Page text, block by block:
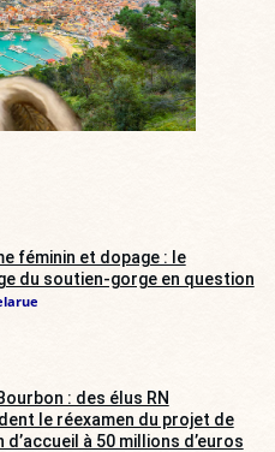
féminin et dopage : le
du soutien-gorge en question
: des élus RN
le réexamen du projet de
d’accueil à 50 millions d’euros